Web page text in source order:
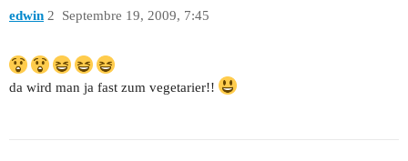
edwin Septembre 19, 2009, 7:45
2
da wird man ja fast zum vegetarier!!